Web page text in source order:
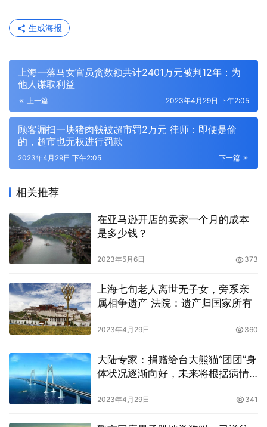
生成海报
上海一落马女官员贪数额共计2401万元被判12年：为
他人谋取利益
上一篇 2023年4月29日 下午2:05
顾客漏扫一块猪肉钱被超市罚2万元 律师：即便是偷
的，超市也无权进行罚款
下一篇
2023年4月29日 下午2:05
相关推荐
在亚马逊开店的卖家一个月的成本
是多少钱？
2023年5月6日 373
上海七旬老人离世无子女，旁系亲
属相争遗产 法院：遗产归国家所有
2023年4月29日 360
大陆专家：捐赠给台大熊猫“团团”身
体状况逐渐向好，未来将根据病情
2023年4月29日 341